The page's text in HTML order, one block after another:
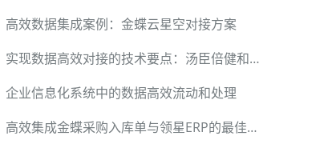
高效数据集成案例：金蝶云星空对接方案
实现数据高效对接的技术要点：汤臣倍健和金蝶云星辰V2的案例分析
企业信息化系统中的数据高效流动和处理
高效集成金蝶采购入库单与领星ERP的最佳实践